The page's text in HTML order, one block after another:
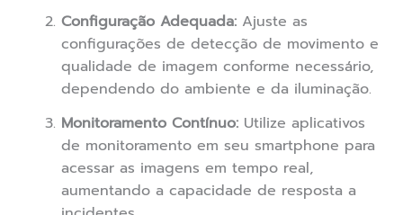
Configuração Adequada: Ajuste as
configurações de detecção de movimento e
qualidade de imagem conforme necessário,
dependendo do ambiente e da iluminação.
Monitoramento Contínuo: Utilize aplicativos
de monitoramento em seu smartphone para
acessar as imagens em tempo real,
aumentando a capacidade de resposta a